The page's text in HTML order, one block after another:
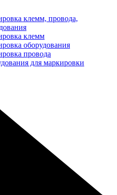
клемм, провода,
клемм
оборудования
провода
для маркировки